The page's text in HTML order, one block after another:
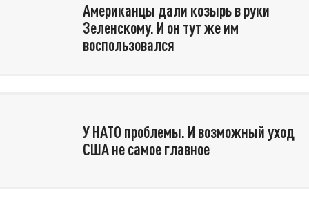
Американцы дали козырь в руки
Зеленскому. И он тут же им
воспользовался
У НАТО проблемы. И возможный уход
США не самое главное